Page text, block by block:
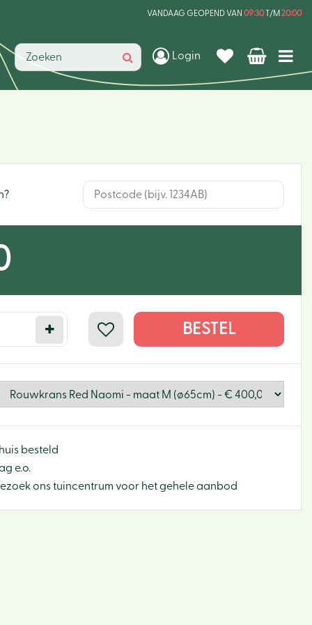
VANDAAG GEOPEND VAN 09:30T/M 20:00
Login
besteld
e.o.
ons tuincentrum voor het gehele aanbod